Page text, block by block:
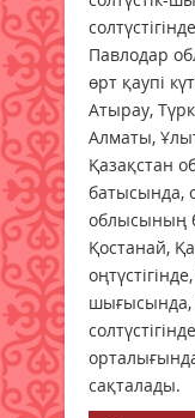
Павлодар
өрт қаупі
Атырау,
Алматы,
Қазақстан
батысында,
облысының
Қостанай,
сақталады.